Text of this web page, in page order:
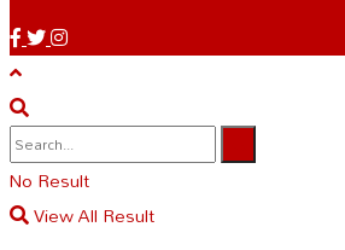
No Result
View All Result